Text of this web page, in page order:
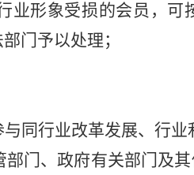
业形象受损的会员，
门予以处理；
同行业改革发展、行
部门、政府有关部门及